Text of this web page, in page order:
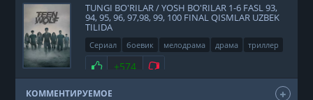
TUNGI BO'RILAR / YOSH BO'RILAR 1-6 FASL 93,
94, 95, 96, 97,98, 99, 100 FINAL QISMLAR UZBEK
TILIDA
Сериал боевик мелодрама драма
триллер
фэнтези
США 2011
Нравится
+574 Не нравится
КОММЕНТИРУЕМОЕ